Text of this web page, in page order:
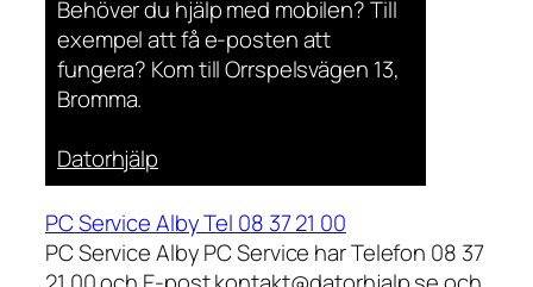
Behöver du hjälp med mobilen? Till
exempel att få e-posten att
fungera? Kom till Orrspelsvägen 13,
Bromma.
Datorhjälp
PC Service Alby Tel 08 37 21 00
PC Service Alby PC Service har Telefon 08 37